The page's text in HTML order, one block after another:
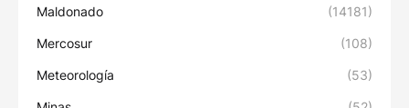
Maldonado (14181)
Mercosur (108)
Meteorología (53)